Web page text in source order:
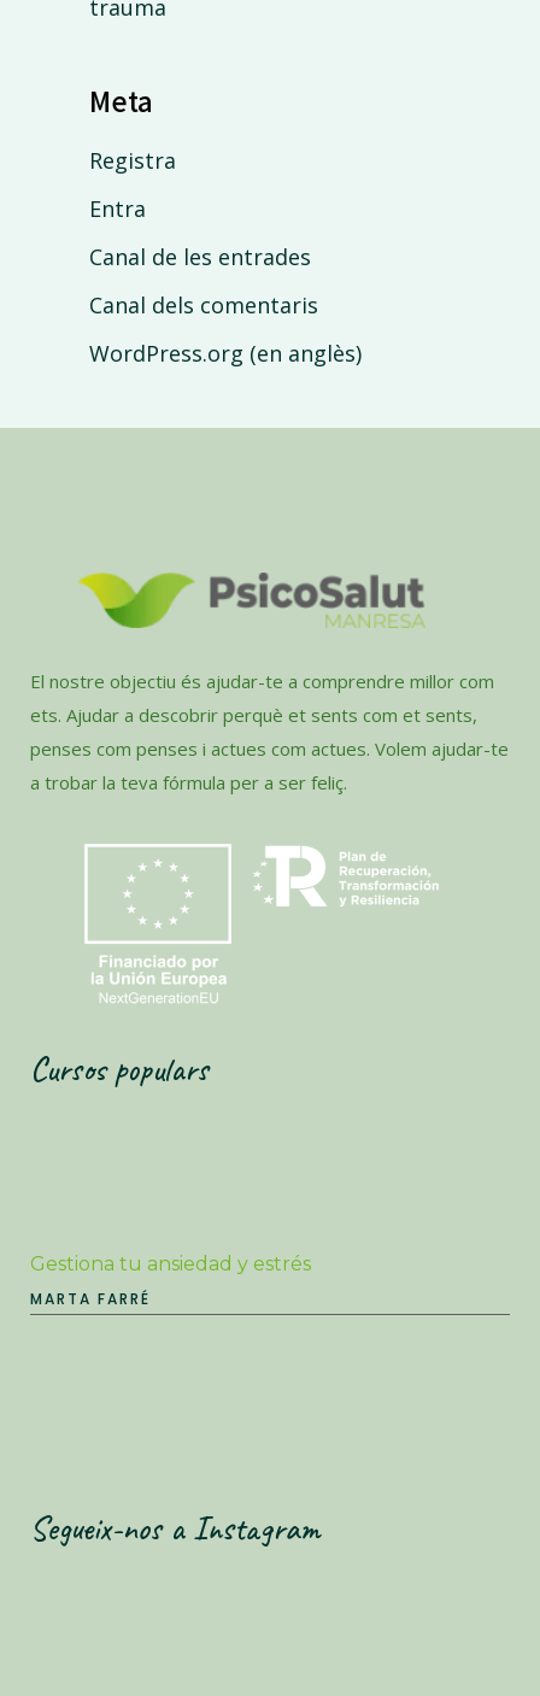
trauma
Meta
Registra
Entra
Canal de les entrades
Canal dels comentaris
WordPress.org (en anglès)
El nostre objectiu és ajudar-te a comprendre millor com
ets. Ajudar a descobrir perquè et sents com et sents,
penses com penses i actues com actues. Volem ajudar-te
a trobar la teva fórmula per a ser feliç.
Cursos populars
Gestiona tu ansiedad y estrés
MARTA FARRÉ
Segueix-nos a Instagram